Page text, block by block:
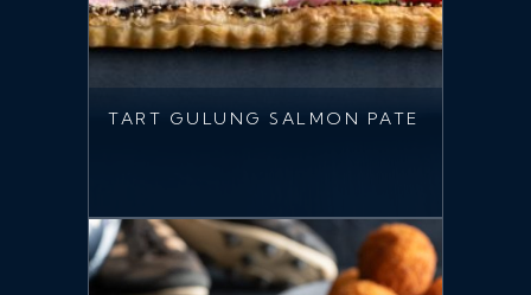
TART GULUNG SALMON PATE